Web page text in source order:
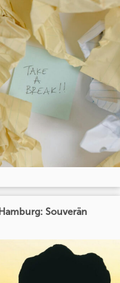
Souverän